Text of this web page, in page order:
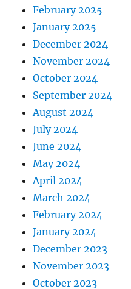
February 2025
January 2025
December 2024
November 2024
October 2024
September 2024
August 2024
July 2024
June 2024
May 2024
April 2024
March 2024
February 2024
January 2024
December 2023
November 2023
October 2023